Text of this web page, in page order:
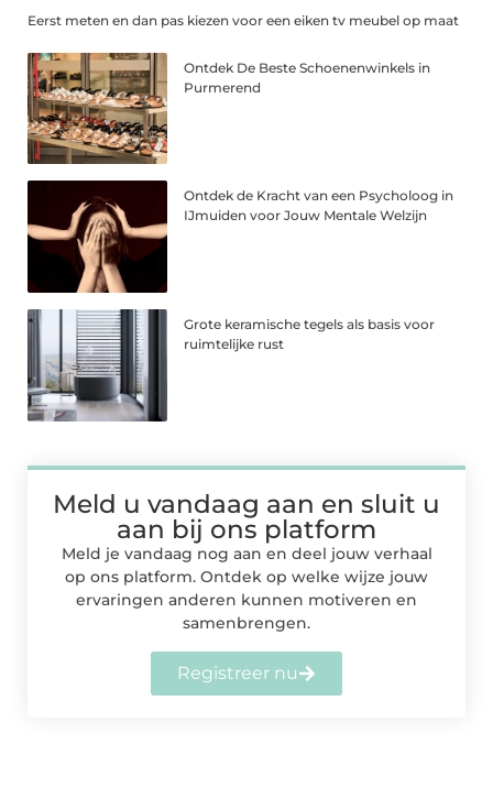
Eerst meten en dan pas kiezen voor een eiken tv meubel op maat
Ontdek De Beste Schoenenwinkels in
Purmerend
Ontdek de Kracht van een Psycholoog in
IJmuiden voor Jouw Mentale Welzijn
Grote keramische tegels als basis voor
ruimtelijke rust
Meld u vandaag aan en sluit u
aan bij ons platform
Meld je vandaag nog aan en deel jouw verhaal
op ons platform. Ontdek op welke wijze jouw
ervaringen anderen kunnen motiveren en
samenbrengen.
Registreer nu